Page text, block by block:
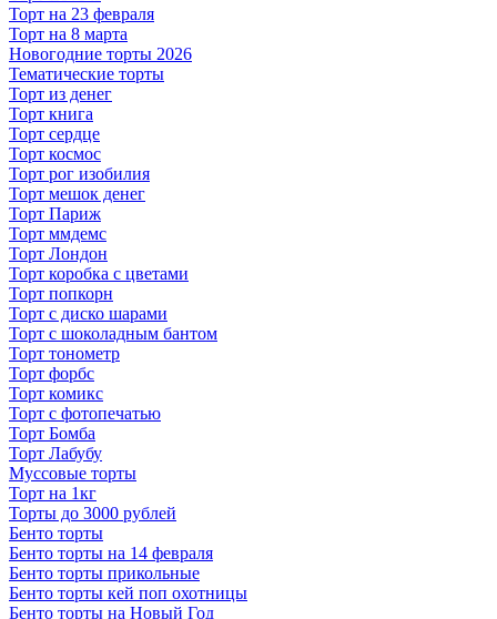
Торт на 23 февраля
Торт на 8 марта
Новогодние торты 2026
Тематические торты
Торт из денег
Торт книга
Торт сердце
Торт космос
Торт рог изобилия
Торт мешок денег
Торт Париж
Торт ммдемс
Торт Лондон
Торт коробка с цветами
Торт попкорн
Торт с диско шарами
Торт с шоколадным бантом
Торт тонометр
Торт форбс
Торт комикс
Торт с фотопечатью
Торт Бомба
Торт Лабубу
Муссовые торты
Торт на 1кг
Торты до 3000 рублей
Бенто торты
Бенто торты на 14 февраля
Бенто торты прикольные
Бенто торты кей поп охотницы
Бенто торты на Новый Год